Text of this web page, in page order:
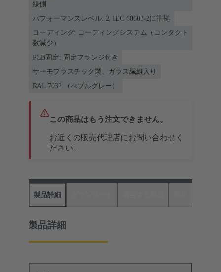
線側
パフォーマンスレベル: 2, IEC 60603-2に準拠
コーディング: コーディングシステム（コンタクト
数減少）
PCB固定: 固定フランジ付き
サーモプラスチック製、ガラス繊維入り
RAL 7032 （ぺブルグレー）
この商品はもう注文できません。
お近くの販売代理店にお問い合わせく
ださい。
製品詳細
製品詳細